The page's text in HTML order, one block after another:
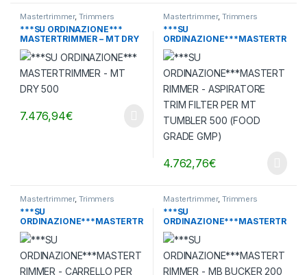
Mastertrimmer, Trimmers
***SU ORDINAZIONE***
MASTERTRIMMER – MT DRY
500
7.476,94€
Mastertrimmer, Trimmers
***SU
ORDINAZIONE***MASTERTR
IMMER – ASPIRATORE TRIM
FILTER PER MT TUMBLER
500 (FOOD GRADE GMP)
4.762,76€
Mastertrimmer, Trimmers
***SU
ORDINAZIONE***MASTERTR
IMMER – CARRELLO PER MT
TUMBLER 200
Mastertrimmer, Trimmers
***SU
ORDINAZIONE***MASTERTR
IMMER – MB BUCKER 200